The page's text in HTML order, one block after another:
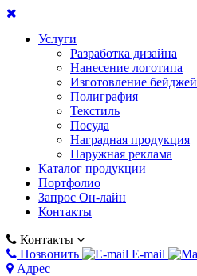
Услуги
Разработка дизайна
Нанесение логотипа
Изготовление бейджей
Полиграфия
Текстиль
Посуда
Наградная продукция
Наружная реклама
Каталог продукции
Портфолио
Запрос Он-лайн
Контакты
Контакты
Позвонить
E-mail
Адрес